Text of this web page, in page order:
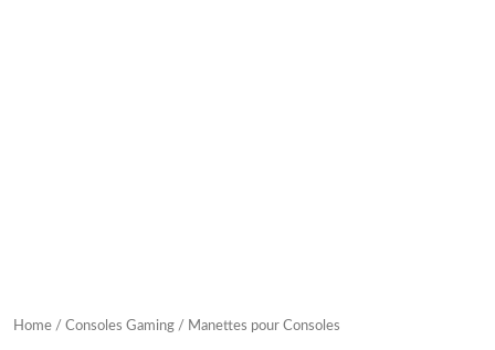
Home / Consoles Gaming / Manettes pour Consoles